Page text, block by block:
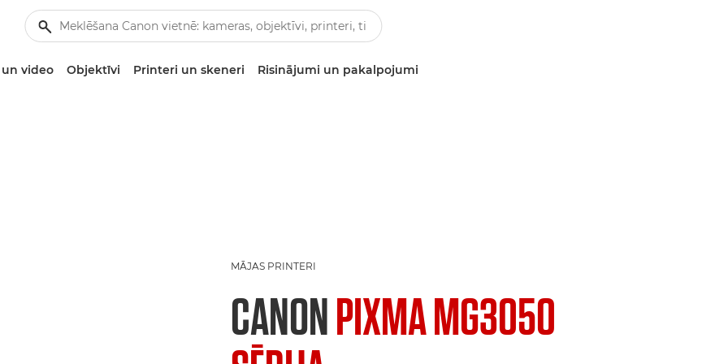
video Objektīvi Printeri un skeneri Risinājumi un pakalpojumi
MĀJAS PRINTERI
CANONPIXMA MG3050